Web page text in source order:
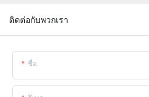
ติดต่อกับพวกเรา
ชื่อ